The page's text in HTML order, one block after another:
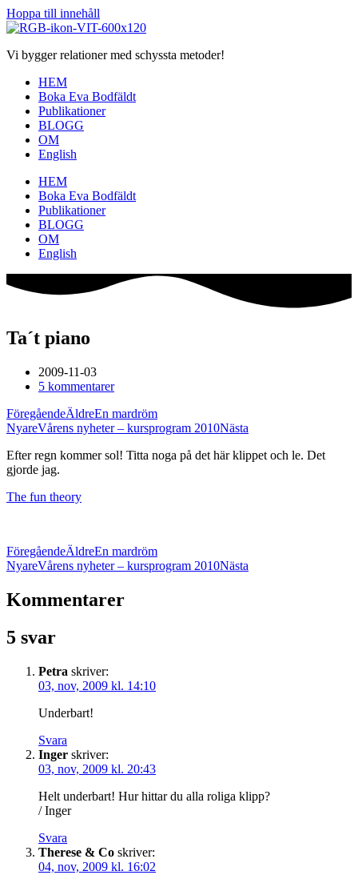
Hoppa till innehåll
Vi bygger relationer med schyssta metoder!
HEM
Boka Eva Bodfäldt
Publikationer
BLOGG
OM
English
HEM
Boka Eva Bodfäldt
Publikationer
BLOGG
OM
English
Ta´t piano
2009-11-03
5 kommentarer
FöregåendeÄldreEn mardröm
NyareVårens nyheter – kursprogram 2010Nästa
Efter regn kommer sol! Titta noga på det här klippet och le. Det
gjorde jag.
The fun theory
FöregåendeÄldreEn mardröm
NyareVårens nyheter – kursprogram 2010Nästa
Kommentarer
5 svar
Petra skriver:
03, nov, 2009 kl. 14:10
Underbart!
Svara
Inger skriver:
03, nov, 2009 kl. 20:43
Helt underbart! Hur hittar du alla roliga klipp?
/ Inger
Svara
Therese & Co skriver:
04, nov, 2009 kl. 16:02